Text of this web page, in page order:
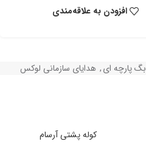
افزودن به علاقه‌مندی
بگ پارچه ای, هدایای سازمانی لوکس
کوله پشتی آرسام